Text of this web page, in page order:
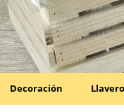
Decoración